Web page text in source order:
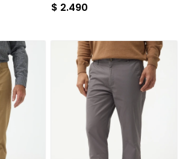
$ 2.490